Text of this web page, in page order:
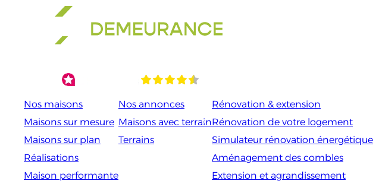
Nos maisons
Maisons sur mesure
Maisons sur plan
Réalisations
Maison performante
Nos annonces
Maisons avec terrain
Terrains
Rénovation & extension
Rénovation de votre logement
Simulateur rénovation énergétique
Aménagement des combles
Extension et agrandissement